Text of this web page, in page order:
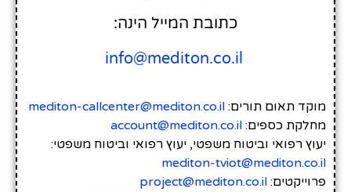
כתובת המייל הינה:
מוקד תאום תורים: mediton-callcenter@mediton.co.il
מחלקת כספים: account@mediton.co.il
יעוץ רפואי וביטוח משפטי, יעוץ רפואי וביטוח משפטי:
mediton-tviot@mediton.co.il
פרוייקטים: project@mediton.co.il